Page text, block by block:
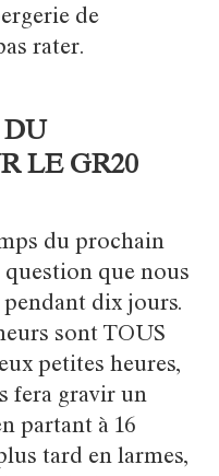
de
rater.
LE GR20
du prochain
question que nous
dix jours.
sont TOUS
petites heures,
fera gravir un
partant à 16
tard en larmes,